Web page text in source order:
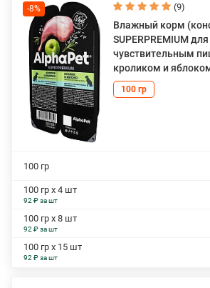
-8% (9)
Влажный корм
SUPERPREMIUM
чувствительным
кроликом и
100 гр
100 гр
100 гр х 4 шт
92 ₽ за шт
100 гр х 8 шт
92 ₽ за шт
100 гр х 15 шт
92 ₽ за шт